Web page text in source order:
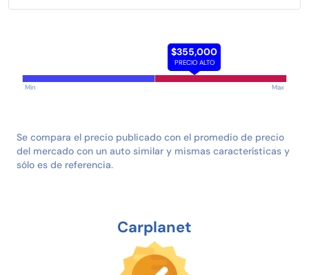
$355,000
PRECIO ALTO
Min Max
Se compara el precio publicado con el promedio de precio
del mercado con un auto similar y mismas características y
sólo es de referencia.
Carplanet